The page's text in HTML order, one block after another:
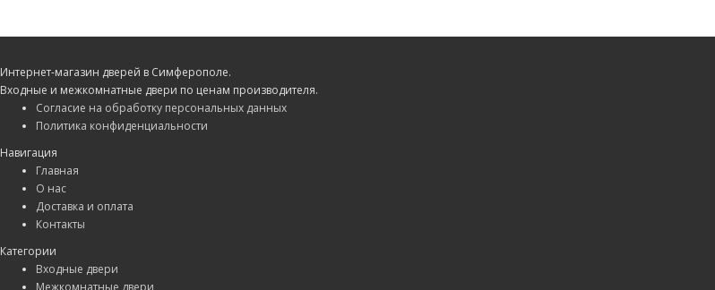
Интернет-магазин дверей в Симферополе.
Входные и межкомнатные двери по ценам производителя.
Согласие на обработку персональных данных
Политика конфиденциальности
Навигация
Главная
О нас
Доставка и оплата
Контакты
Категории
Входные двери
Межкомнатные двери